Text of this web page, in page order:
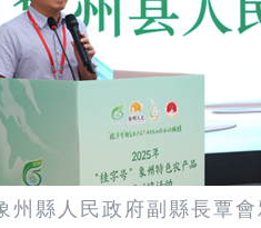
州縣人民政府副縣長覃會